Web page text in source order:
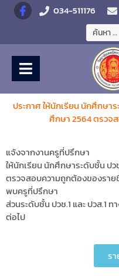
034-511176
ประกาศให้นักเรียน นักศึกษาร
ศึกษา 2564 ตรวจ
แจ้งจากงานครูที่ปรึกษา
ให้นักเรียน นักศึกษาระดับชั้น ปว
ตรวจสอบความถูกต้องของราย
พบครูที่ปรึกษา
ส่วนระดับชั้น ปวช.1 และ ปวส.1
ต่อไป
ร